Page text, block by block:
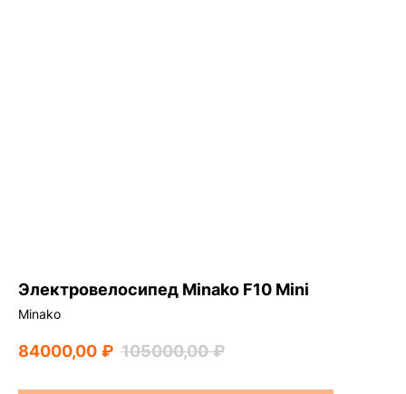
Электровелосипед Minako F10 Mini
Minako
84000,00 ₽ 105000,00 ₽